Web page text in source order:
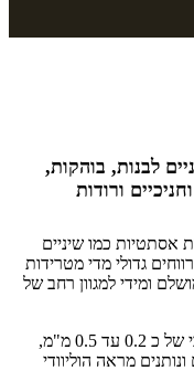
לבנות, בוהקות,
ורודות
אסתטיות כמו שיניים
גדולי מדי מטרידות
ומידי למגוון רחב של
ציפויי חרסינה הנם עלי חרסינה דקיקים, בעובי של כ 0.2 עד 0.5 מ"מ,
מראה הוליוודי